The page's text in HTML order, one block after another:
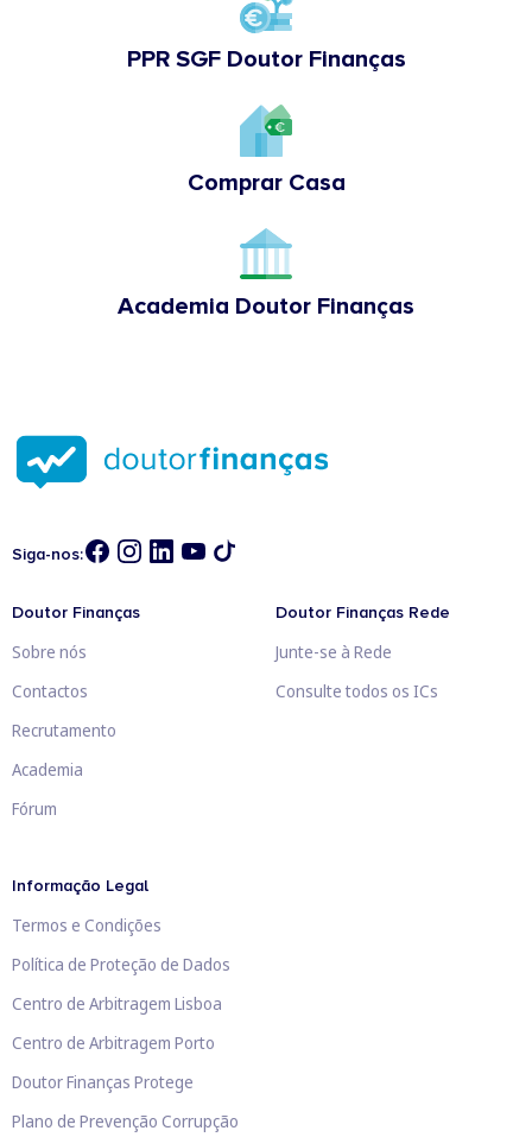
PPR SGF Doutor Finanças
Comprar Casa
Academia Doutor Finanças
Siga-nos:
Doutor Finanças
Sobre nós
Contactos
Recrutamento
Academia
Fórum
Doutor Finanças Rede
Junte-se à Rede
Consulte todos os ICs
Informação Legal
Termos e Condições
Política de Proteção de Dados
Centro de Arbitragem Lisboa
Centro de Arbitragem Porto
Doutor Finanças Protege
Plano de Prevenção Corrupção